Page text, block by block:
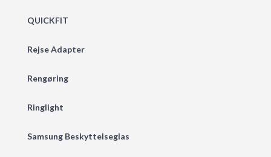
QUICKFIT
Rejse Adapter
Rengøring
Ringlight
Samsung Beskyttelseglas